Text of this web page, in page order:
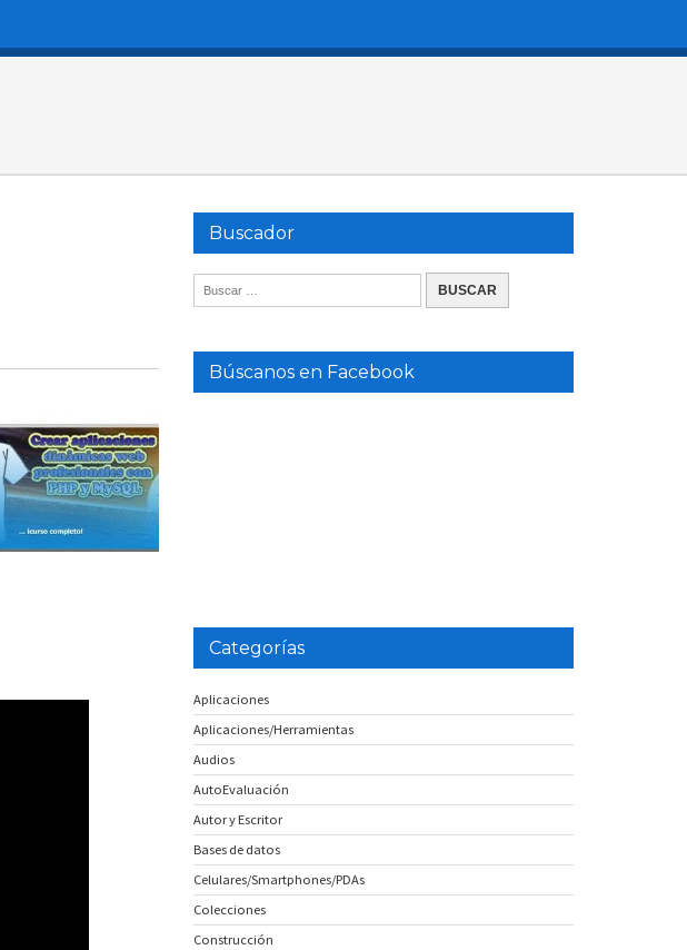
Buscador
Búscanos en Facebook
Categorías
Aplicaciones
Aplicaciones/Herramientas
Audios
AutoEvaluación
Autor y Escritor
Bases de datos
Celulares/Smartphones/PDAs
Colecciones
Construcción